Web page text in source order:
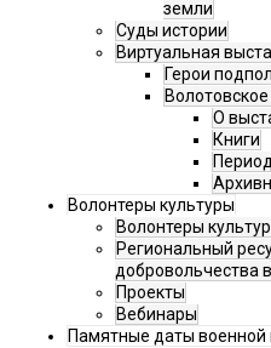
земли
Суды истории
Виртуальная
Герои
О
Книги
Волонтеры культуры
Волонтеры
Региональный
добровольчества
Проекты
Вебинары
Памятные даты военной